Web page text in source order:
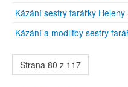
Kázání sestry farářky Heleny
Kázání a modlitby sestry
Strana 80 z 117